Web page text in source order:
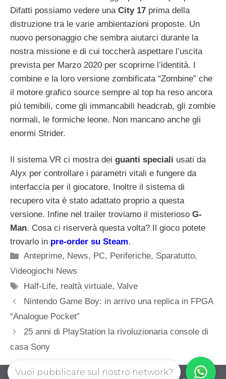
Difatti possiamo vedere una City 17 prima della
distruzione tra le varie ambientazioni proposte. Un
nuovo personaggio che sembra aiutarci durante la
nostra missione e di cui toccherà aspettare l’uscita
prevista per Marzo 2020 per scoprirne l’identità. I
combine e la loro versione zombificata “Zombine” che
il motore grafico source sempre al top ha reso ancora
più temibili, come gli immancabili headcrab, gli zombie
normali, le formiche leone. Non mancano anche gli
enormi Strider.
Il sistema VR ci mostra dei guanti speciali usati da
Alyx per controllare i parametri vitali e fungere da
interfaccia per il giocatore. Inoltre il sistema di
recupero vita è stato adattato proprio a questa
versione. Infine nel trailer troviamo il misterioso G-
Man. Cosa ci riserverà questa volta? Il gioco potete
trovarlo in pre-order su Steam.
Categorie
Anteprime, News, PC, Periferiche, Sparatutto,
Videogiochi News
Tag
Half-Life, realtà virtuale,Valve
Nintendo Game Boy: in arrivo una replica in FPGA
“Analogue Pocket”
25 anni di PlayStation la rivoluzionaria console di
casa Sony
Vuoi pubblicare sul nostro network?